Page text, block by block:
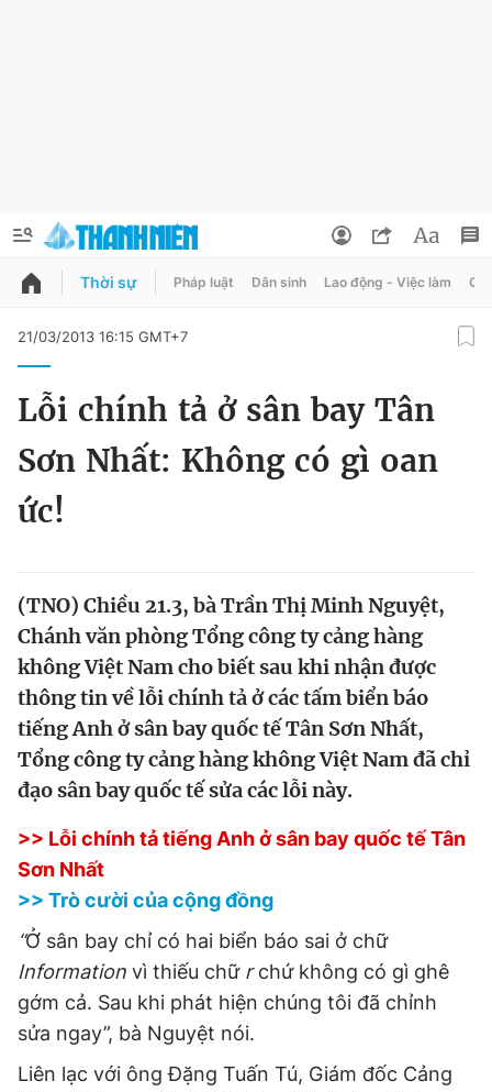
QUẢNG CÁO
Chuyên mục khác
Tin thị trường Tin 360
Video Magazine
Sản phẩm khác
Tiện ích Bạn cần biết
Thông tin tòa soạn
Đọc Thanh Niên trên điện thoại
Đổi mật khẩu
Tin đã lưu
Thời sự Pháp luật Dân sinh Lao động - Việc làm
21/03/2013 16:15 GMT+7
Lỗi chính tả ở sân bay Tân
Sơn Nhất: Không có gì oan
ức!
(TNO) Chiều 21.3, bà Trần Thị Minh Nguyệt,
Chánh văn phòng Tổng công ty cảng hàng
không Việt Nam cho biết sau khi nhận được
thông tin về lỗi chính tả ở các tấm biển báo
tiếng Anh ở sân bay quốc tế Tân Sơn Nhất,
Tổng công ty cảng hàng không Việt Nam đã chỉ
đạo sân bay quốc tế sửa các lỗi này.
>> Lỗi chính tả tiếng Anh ở sân bay quốc tế Tân
Sơn Nhất
>> Trò cười của cộng đồng
“Ở sân bay chỉ có hai biển báo sai ở chữ
Information vì thiếu chữ rchứ không có gì ghê
gớm cả. Sau khi phát hiện chúng tôi đã chỉnh
sửa ngay”, bà Nguyệt nói.
Liên lạc với ông Đặng Tuấn Tú, Giám đốc Cảng